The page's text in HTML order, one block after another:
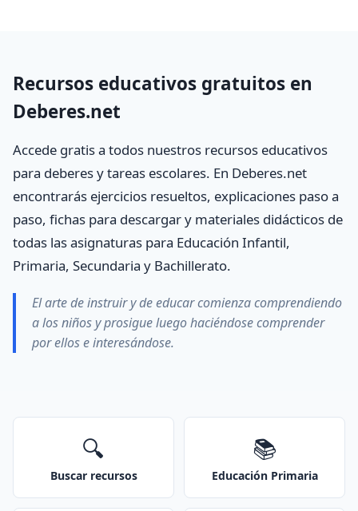
Recursos educativos gratuitos en
Deberes.net
Accede gratis a todos nuestros recursos educativos
para deberes y tareas escolares. En Deberes.net
encontrarás ejercicios resueltos, explicaciones paso a
paso, fichas para descargar y materiales didácticos de
todas las asignaturas para Educación Infantil,
Primaria, Secundaria y Bachillerato.
El arte de instruir y de educar comienza comprendiendo
a los niños y prosigue luego haciéndose comprender
por ellos e interesándose.
🔍
Buscar recursos
📚
Educación Primaria